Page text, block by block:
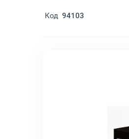
Код 94103